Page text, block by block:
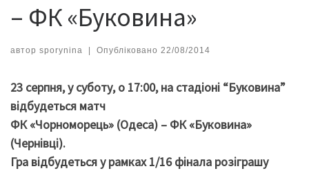
– ФК «Буковина»
автор sporynina | Опубліковано 22/08/2014
23 серпня, у суботу, о 17:00, на стадіоні “Буковина”
відбудеться матч
ФК «Чорноморець» (Одеса) – ФК «Буковина»
(Чернівці).
Гра відбудеться у рамках 1/16 фінала розіграшу